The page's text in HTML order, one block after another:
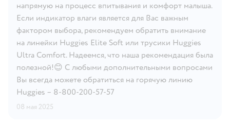
напрямую на процесс впитывания и комфорт малыша.
Если индикатор влаги является для Вас важным
фактором выбора, рекомендуем обратить внимание
на линейки Huggies Elite Soft или трусики Huggies
Ultra Comfort. Надеемся, что наша рекомендация была
полезной!😊 С любыми дополнительными вопросами
Вы всегда можете обратиться на горячую линию
Huggies – 8-800-200-57-57
08 мая 2025